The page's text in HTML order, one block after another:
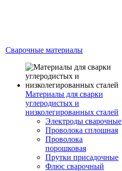
Сварочные материалы
Материалы для сварки
углеродистых и
низколегированных сталей
Электроды сварочные
Проволока сплошная
Проволока
порошковая
Прутки присадочные
Флюс сварочный